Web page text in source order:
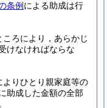
条例 による助成は行
ろにより，あらかじ
けなければならな
りひとり親家庭等の
助成した金額の全部